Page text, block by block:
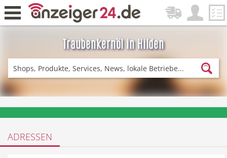
Traubenkernöl in Hilden
Zurück
Fitness & Sport Lieferservice
Einkaufen DE-News
ADRESSEN